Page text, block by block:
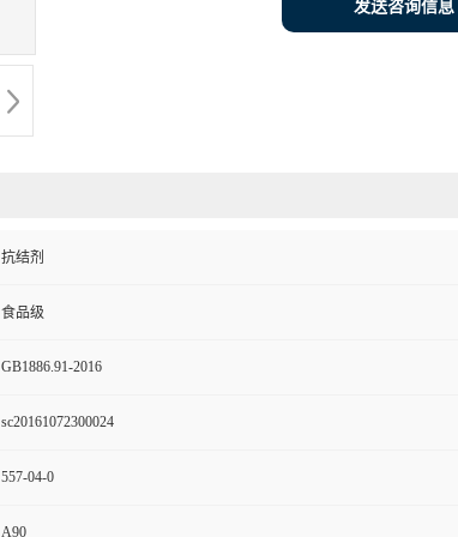
发送咨询信息
抗结剂
食品级
GB1886.91-2016
sc20161072300024
557-04-0
A90